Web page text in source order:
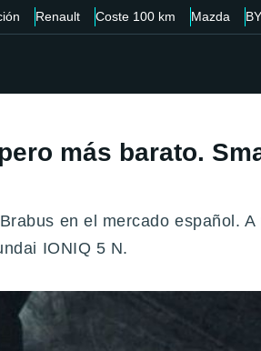
Renault Coste 100 km Mazda
más barato.
en el mercado español.
IONIQ 5 N.